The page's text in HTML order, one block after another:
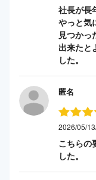
社長が長
やっと気
見つかっ
出来たと
した。
匿名
2026/05/
こちらの
した。